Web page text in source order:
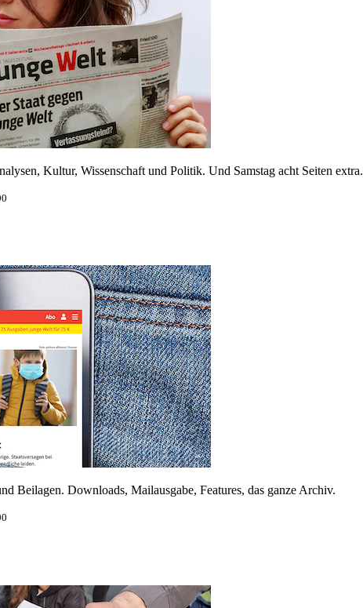
Kultur, Wissenschaft und Politik. Und Samstag acht Seiten extra.
Beilagen. Downloads, Mailausgabe, Features, das ganze Archiv.